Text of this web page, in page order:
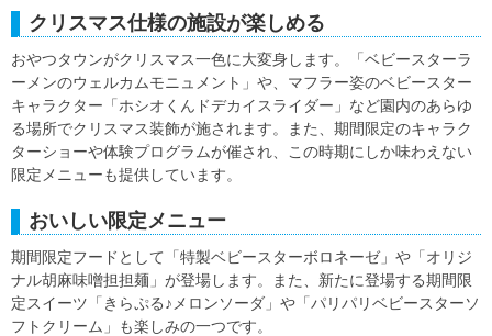
クリスマス仕様の施設が楽しめる
おやつタウンがクリスマス一色に大変身します。「ベビースターラ
ーメンのウェルカムモニュメント」や、マフラー姿のベビースター
キャラクター「ホシオくんドデカイスライダー」など園内のあらゆ
る場所でクリスマス装飾が施されます。また、期間限定のキャラク
ターショーや体験プログラムが催され、この時期にしか味わえない
限定メニューも提供しています。
おいしい限定メニュー
期間限定フードとして「特製ベビースターボロネーゼ」や「オリジ
ナル胡麻味噌担担麺」が登場します。また、新たに登場する期間限
定スイーツ「きらぷる♪メロンソーダ」や「パリパリベビースターソ
フトクリーム」も楽しみの一つです。